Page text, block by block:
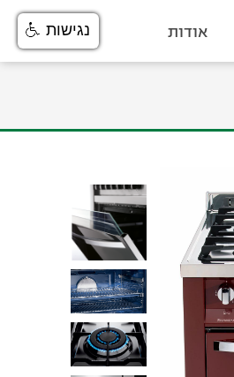
אודות נגישות